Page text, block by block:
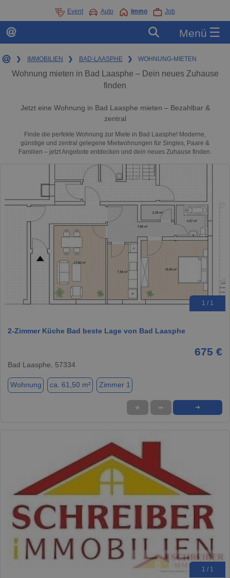
Event Auto Immo Job
Menü ☰
❯ IMMOBILIEN ❯ BAD-LAASPHE ❯ WOHNUNG-MIETEN
Wohnung mieten in Bad Laasphe – Dein neues Zuhause
finden
Jetzt eine Wohnung in Bad Laasphe mieten – Bezahlbar &
zentral
Finde die perfekte Wohnung zur Miete in Bad Laasphe! Moderne,
günstige und zentral gelegene Mietwohnungen für Singles, Paare &
Familien – jetzt Angebote entdecken und dein neues Zuhause finden.
1 / 1
2-Zimmer Küche Bad beste Lage von Bad Laasphe
675 €
Bad Laasphe, 57334
Wohnung ca. 61,50 m² Zimmer 1
★ ➦ ➜
1 / 1